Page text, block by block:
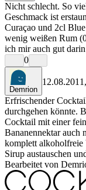
Nicht schlecht. So
Geschmack ist
Curaçao und 2cl
wenig weißen Rum
ich mir auch gut
0
Demrion
Erfrischender
durchgehen könnte.
Cocktail mit einer
Bananennektar auch
komplett alkoholfreie
Sirup austauschen
Bearbeitet von